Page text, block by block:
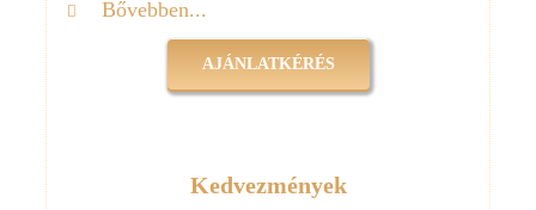
Bővebben...
AJÁNLATKÉRÉS
Kedvezmények